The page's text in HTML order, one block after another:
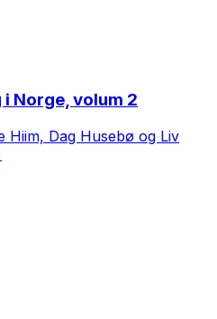
Norge, volum 2
Hiim, Dag Husebø og Liv